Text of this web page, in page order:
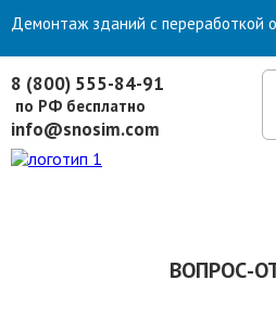
8 (800) 555-84-91
по РФ бесплатно
info@snosim.com
Демонтаж зданий с переработкой
ВОПРОС-